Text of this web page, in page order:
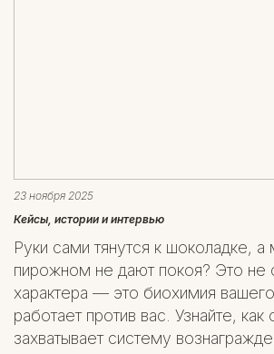
23 ноября 2025
Кейсы, истории и интервью
Руки сами тянутся к шоколадке, а
пирожном не дают покоя? Это не
характера — это биохимия
работает против вас. Узнайте, как
захватывает систему